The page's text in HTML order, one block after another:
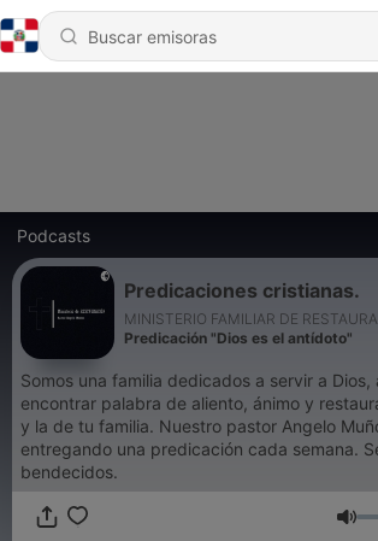
Podcasts
Predicaciones cristianas.
MINISTERIO FAMILIAR DE
Predicación "Dios es el antídoto"
Somos una familia dedicados a servir a
encontrar palabra de aliento, ánimo y
y la de tu familia. Nuestro pastor Angelo
entregando una predicación cada semana.
bendecidos.